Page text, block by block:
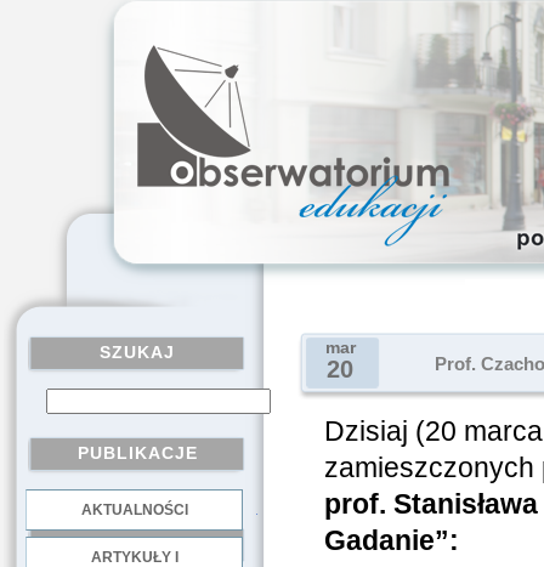
SZUKAJ
PUBLIKACJE
AKTUALNOŚCI
ARTYKUŁY I
mar
20 Prof.
Dzisiaj (20
zamieszczonych
prof.
Gadanie”: